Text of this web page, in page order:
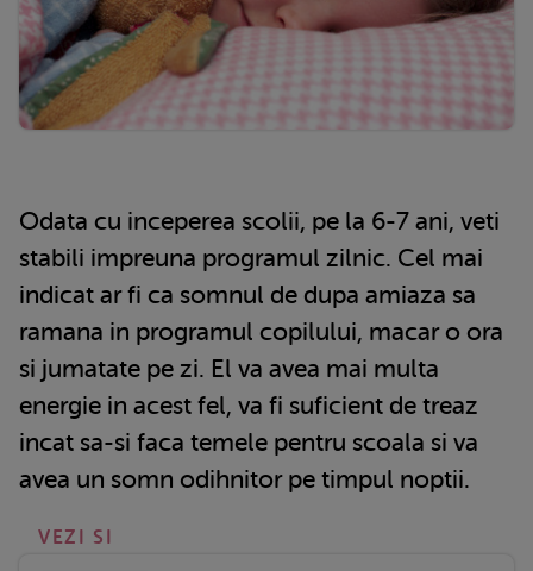
Odata cu inceperea scolii, pe la 6-7 ani, veti
stabili impreuna programul zilnic. Cel mai
indicat ar fi ca somnul de dupa amiaza sa
ramana in programul copilului, macar o ora
si jumatate pe zi. El va avea mai multa
energie in acest fel, va fi suficient de treaz
incat sa-si faca temele pentru scoala si va
avea un somn odihnitor pe timpul noptii.
VEZI SI